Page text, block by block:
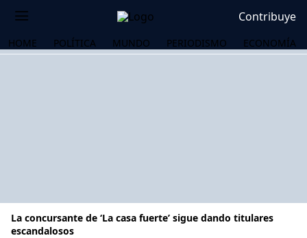
Contribuye
HOME POLÍTICA MUNDO PERIODISMO ECONOMÍA
La concursante de ‘La casa fuerte’ sigue dando titulares
escandalosos